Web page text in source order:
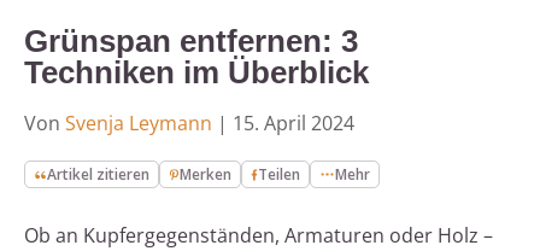
Grünspan entfernen: 3
Techniken im Überblick
Von Svenja Leymann | 15. April 2024
Artikel zitieren Merken Teilen Mehr
Ob an Kupfergegenständen, Armaturen oder Holz –